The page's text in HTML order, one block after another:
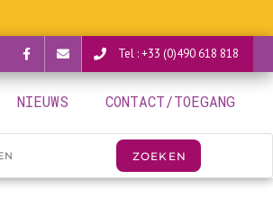
Tel : +33 (0)490 618 818
NIEUWS CONTACT/TOEGANG